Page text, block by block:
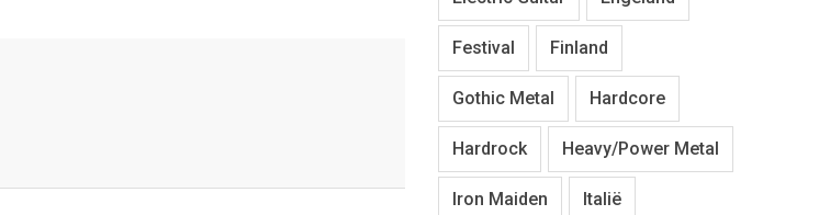
Festival Finland
Gothic Metal Hardcore
Hardrock Heavy/Power Metal
Iron Maiden Italië